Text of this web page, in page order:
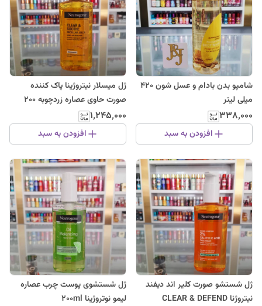
شامپو بدن بادام و عسل شون 420
میلی لیتر
۳۳۸٬۰۰۰
افزودن به سبد
ژل میسلار نیتروژینا پاک کننده
صورت حاوی عصاره زردچوبه 200
میل
۱٬۲۴۵٬۰۰۰
افزودن به سبد
ژل شستشو صورت کلیر اند دیفند
نیتروژنا CLEAR & DEFEND
ژل شستشوی پوست چرب عصاره
لیمو نوتروژینا 200ml